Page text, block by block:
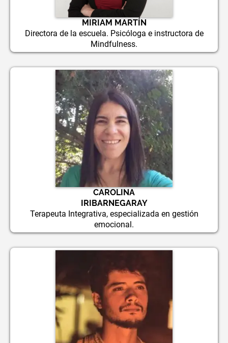
MIRIAM MARTÍN
Directora de la escuela. Psicóloga e instructora de
Mindfulness.
CAROLINA
IRIBARNEGARAY
Terapeuta Integrativa, especializada en gestión
emocional.